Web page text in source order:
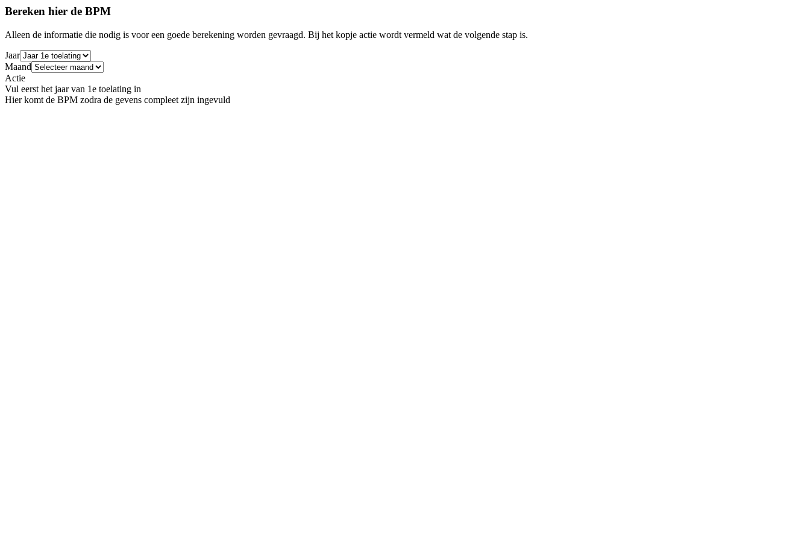
Bereken hier de BPM
Alleen de informatie die nodig is voor een goede berekening worden gevraagd. Bij het kopje actie wordt vermeld wat de volgende stap is.
Jaar
Maand
Actie
Vul eerst het jaar van 1e toelating in
Hier komt de BPM zodra de gevens compleet zijn ingevuld